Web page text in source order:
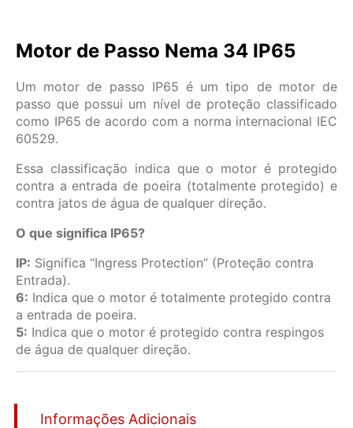
Motor de Passo Nema 34 IP65
Um motor de passo IP65 é um tipo de motor de
passo que possui um nível de proteção classificado
como IP65 de acordo com a norma internacional IEC
60529.
Essa classificação indica que o motor é protegido
contra a entrada de poeira (totalmente protegido) e
contra jatos de água de qualquer direção.
O que significa IP65?
IP: Significa “Ingress Protection” (Proteção contra
Entrada).
6: Indica que o motor é totalmente protegido contra
a entrada de poeira.
5: Indica que o motor é protegido contra respingos
de água de qualquer direção.
Informações Adicionais